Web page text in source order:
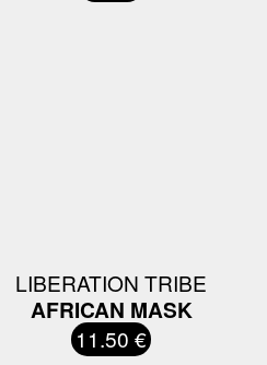
LIBERATION TRIBE
AFRICAN MASK
11.50 €